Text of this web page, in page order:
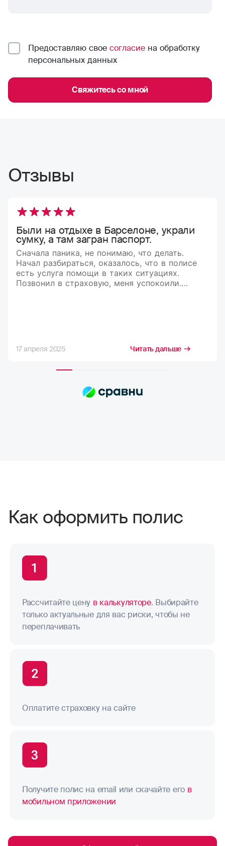
Предоставляю свое согласие на обработку
персональных данных
Свяжитесь со мной
Отзывы
Были на отдыхе в Барселоне, украли
сумку, а там загран паспорт.
Сначала паника, не понимаю, что делать.
Начал разбираться, оказалось, что в полисе
есть услуга помощи в таких ситуациях.
Позвонил в страховую, меня успокоили.
17 апреля 2025 Читать дальше
Как оформить полис
Рассчитайте цену в калькуляторе. Выбирайте
только актуальные для вас риски, чтобы не
переплачивать
Оплатите страховку на сайте
Получите полис на email или скачайте его в
мобильном приложении